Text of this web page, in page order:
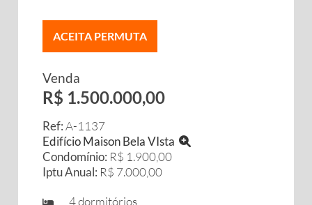
ACEITA PERMUTA
Venda
R$ 1.500.000,00
Ref:A-1137
Edifício Maison Bela VIsta
Condomínio: R$ 1.900,00
Iptu Anual: R$ 7.000,00
4 dormitórios